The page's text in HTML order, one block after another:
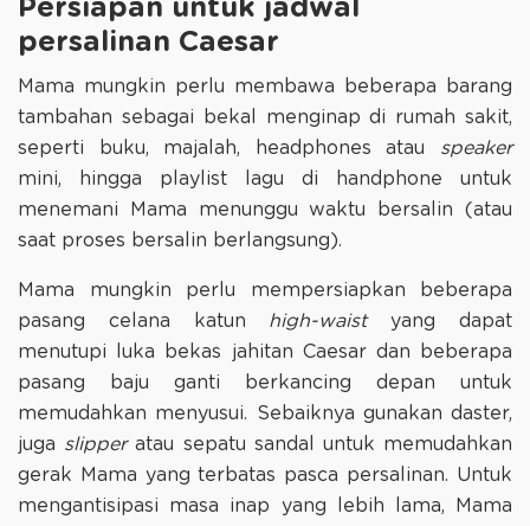
Persiapan untuk jadwal
persalinan Caesar
Mama mungkin perlu membawa beberapa barang
tambahan sebagai bekal menginap di rumah sakit,
seperti buku, majalah, headphones atau speaker
mini, hingga playlist lagu di handphone untuk
menemani Mama menunggu waktu bersalin (atau
saat proses bersalin berlangsung).
Mama mungkin perlu mempersiapkan beberapa
pasang celana katun high-waistyang dapat
menutupi luka bekas jahitan Caesar dan beberapa
pasang baju ganti berkancing depan untuk
memudahkan menyusui. Sebaiknya gunakan daster,
juga slipperatau sepatu sandal untuk memudahkan
gerak Mama yang terbatas pasca persalinan. Untuk
mengantisipasi masa inap yang lebih lama, Mama